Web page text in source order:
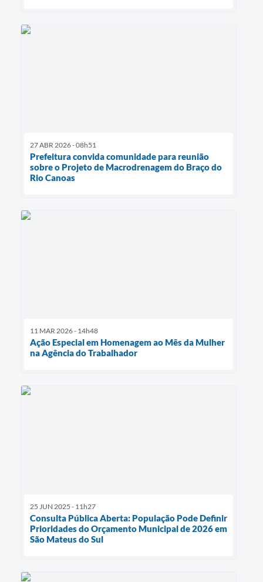
27 ABR 2026 - 08h51
Prefeitura convida comunidade para reunião
sobre o Projeto de Macrodrenagem do Braço do
Rio Canoas
11 MAR 2026 - 14h48
Ação Especial em Homenagem ao Mês da Mulher
na Agência do Trabalhador
25 JUN 2025 - 11h27
Consulta Pública Aberta: População Pode Definir
Prioridades do Orçamento Municipal de 2026 em
São Mateus do Sul